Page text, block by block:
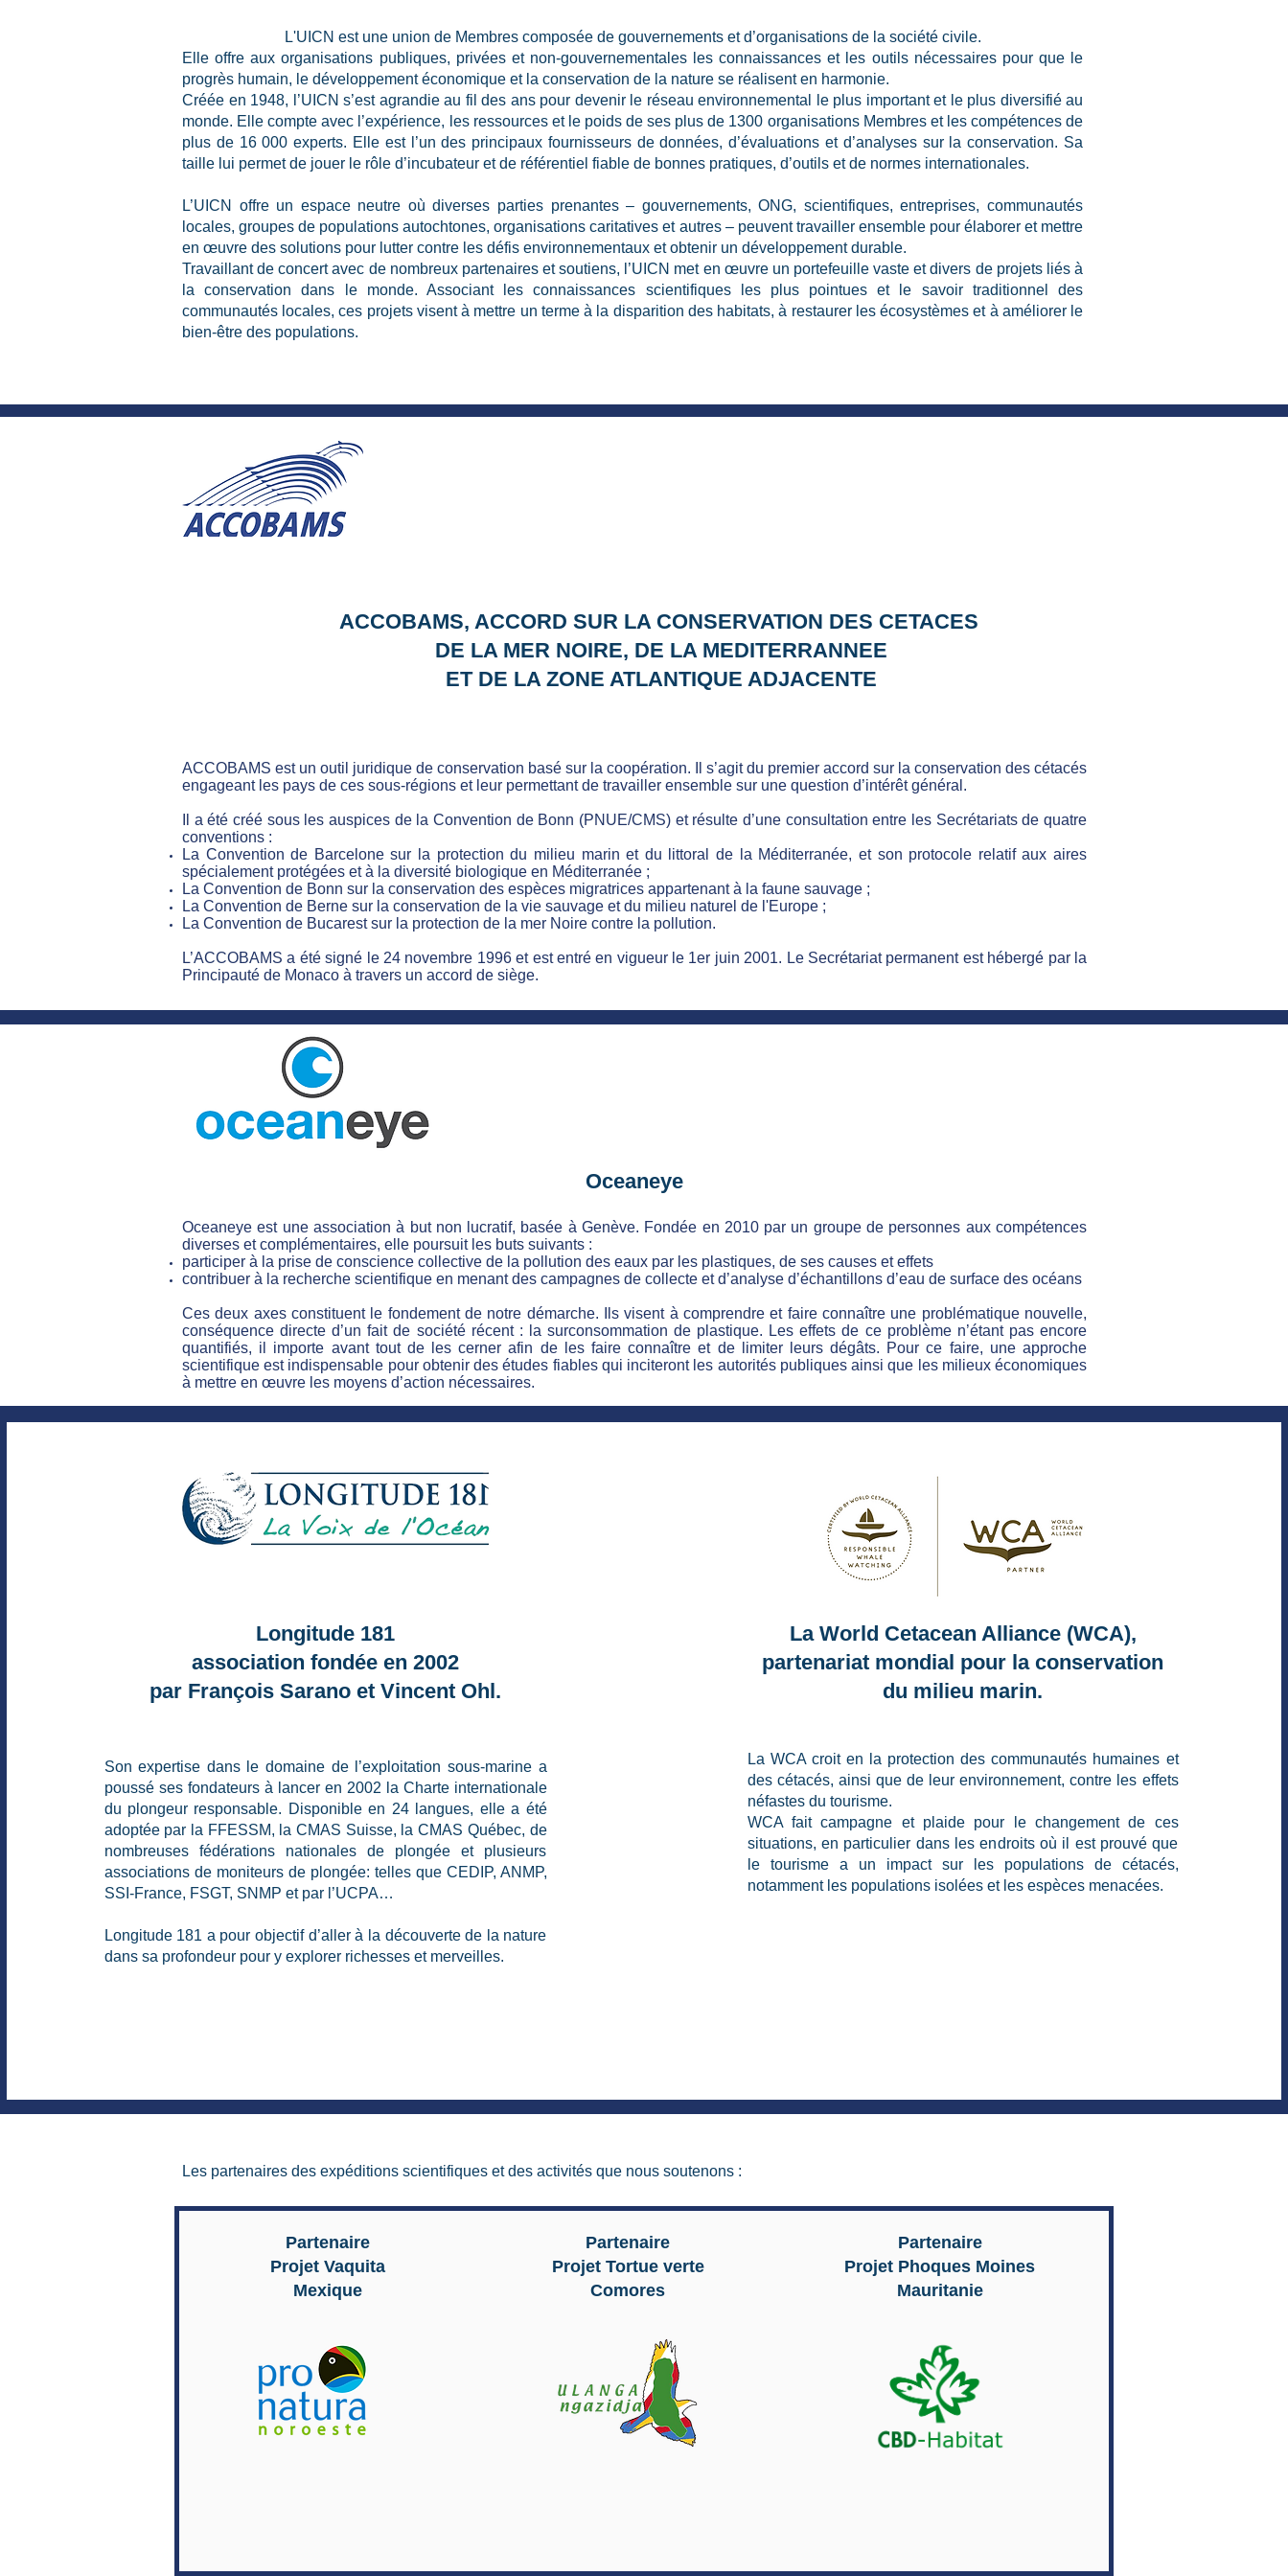
L'UICN est une union de Membres composée de gouvernements et d’organisations de la société civile.
Elle offre aux organisations publiques, privées et non-gouvernementales les connaissances et les outils nécessaires pour que le
progrès humain, le développement économique et la conservation de la nature se réalisent en harmonie.
Créée en 1948, l’UICN s’est agrandie au fil des ans pour devenir le réseau environnemental le plus important et le plus diversifié au
monde. Elle compte avec l’expérience, les ressources et le poids de ses plus de 1300 organisations Membres et les compétences de
plus de 16 000 experts. Elle est l’un des principaux fournisseurs de données, d’évaluations et d’analyses sur la conservation. Sa
taille lui permet de jouer le rôle d’incubateur et de référentiel fiable de bonnes pratiques, d’outils et de normes internationales.
L’UICN offre un espace neutre où diverses parties prenantes – gouvernements, ONG, scientifiques, entreprises, communautés
locales, groupes de populations autochtones, organisations caritatives et autres – peuvent travailler ensemble pour élaborer et mettre
en œuvre des solutions pour lutter contre les défis environnementaux et obtenir un développement durable.
Travaillant de concert avec de nombreux partenaires et soutiens, l’UICN met en œuvre un portefeuille vaste et divers de projets liés à
la conservation dans le monde. Associant les connaissances scientifiques les plus pointues et le savoir traditionnel des
communautés locales, ces projets visent à mettre un terme à la disparition des habitats, à restaurer les écosystèmes et à améliorer le
bien-être des populations.
ACCOBAMS, ACCORD SUR LA CONSERVATION DES CETACES
DE LA MER NOIRE, DE LA MEDITERRANNEE
ET DE LA ZONE ATLANTIQUE ADJACENTE
ACCOBAMS est un outil juridique de conservation basé sur la coopération. Il s’agit du premier accord sur la conservation des cétacés
engageant les pays de ces sous-régions et leur permettant de travailler ensemble sur une question d’intérêt général.
Il a été créé sous les auspices de la Convention de Bonn (PNUE/CMS) et résulte d’une consultation entre les Secrétariats de quatre
conventions :
La Convention de Barcelone sur la protection du milieu marin et du littoral de la Méditerranée, et son protocole relatif aux aires
spécialement protégées et à la diversité biologique en Méditerranée ;
La Convention de Bonn sur la conservation des espèces migratrices appartenant à la faune sauvage ;
La Convention de Berne sur la conservation de la vie sauvage et du milieu naturel de l'Europe ;
La Convention de Bucarest sur la protection de la mer Noire contre la pollution.
L’ACCOBAMS a été signé le 24 novembre 1996 et est entré en vigueur le 1er juin 2001. Le Secrétariat permanent est hébergé par la
Principauté de Monaco à travers un accord de siège.
Oceaneye
Oceaneye est une association à but non lucratif, basée à Genève. Fondée en 2010 par un groupe de personnes aux compétences
diverses et complémentaires, elle poursuit les buts suivants :
participer à la prise de conscience collective de la pollution des eaux par les plastiques, de ses causes et effets
contribuer à la recherche scientifique en menant des campagnes de collecte et d’analyse d’échantillons d’eau de surface des océans
Ces deux axes constituent le fondement de notre démarche. Ils visent à comprendre et faire connaître une problématique nouvelle,
conséquence directe d’un fait de société récent : la surconsommation de plastique. Les effets de ce problème n’étant pas encore
quantifiés, il importe avant tout de les cerner afin de les faire connaître et de limiter leurs dégâts. Pour ce faire, une approche
scientifique est indispensable pour obtenir des études fiables qui inciteront les autorités publiques ainsi que les milieux économiques
à mettre en œuvre les moyens d’action nécessaires.
Longitude 181
association fondée en 2002
par François Sarano et Vincent Ohl.
Son expertise dans le domaine de l’exploitation sous-marine a
poussé ses fondateurs à lancer en 2002 la Charte internationale
du plongeur responsable. Disponible en 24 langues, elle a été
adoptée par la FFESSM, la CMAS Suisse, la CMAS Québec, de
nombreuses fédérations nationales de plongée et plusieurs
associations de moniteurs de plongée: telles que CEDIP, ANMP,
SSI-France, FSGT, SNMP et par l’UCPA…
Longitude 181 a pour objectif d’aller à la découverte de la nature
dans sa profondeur pour y explorer richesses et merveilles.
La World Cetacean Alliance (WCA),
partenariat mondial pour la conservation
du milieu marin.
La WCA croit en la protection des communautés humaines et
des cétacés, ainsi que de leur environnement, contre les effets
néfastes du tourisme.
WCA fait campagne et plaide pour le changement de ces
situations, en particulier dans les endroits où il est prouvé que
le tourisme a un impact sur les populations de cétacés,
notamment les populations isolées et les espèces menacées.
Les partenaires des expéditions scientifiques et des activités que nous soutenons :
Partenaire
Projet Vaquita
Mexique
Partenaire
Projet Tortue verte
Comores
Partenaire
Projet Phoques Moines
Mauritanie